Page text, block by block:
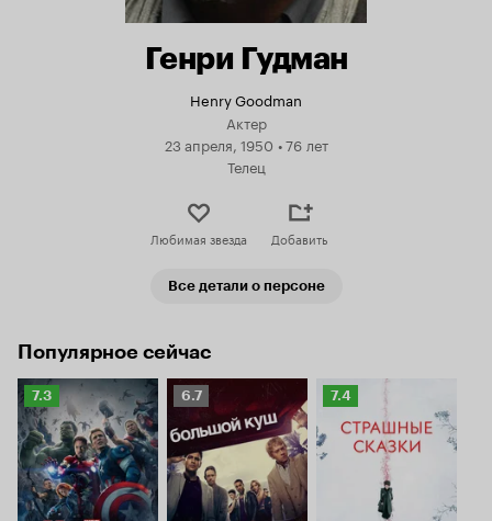
Генри Гудман
Henry Goodman
Актер
23 апреля, 1950 •76 лет
Телец
Любимая звезда Добавить
Все детали о персоне
Популярное сейчас
Рейтинг
Кинопоиска
7.3
7.3
Рейтинг
Кинопоиска
6.7
6.7
Рейтинг
7.4
7.4